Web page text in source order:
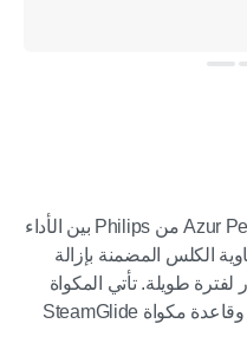
تجمع المكواة البخارية Azur Performer Plus من Philips بين الأداء
الكلس المضمنة بإزالة
لفترة طويلة. تأتي المكواة
مزوّدة بميزة التحكم التلقائي بالبخار وقاعدة مكواة SteamGlide